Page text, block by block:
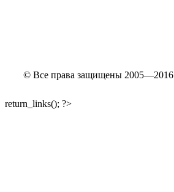
© Все права защищены 2005—2016
return_links(); ?>